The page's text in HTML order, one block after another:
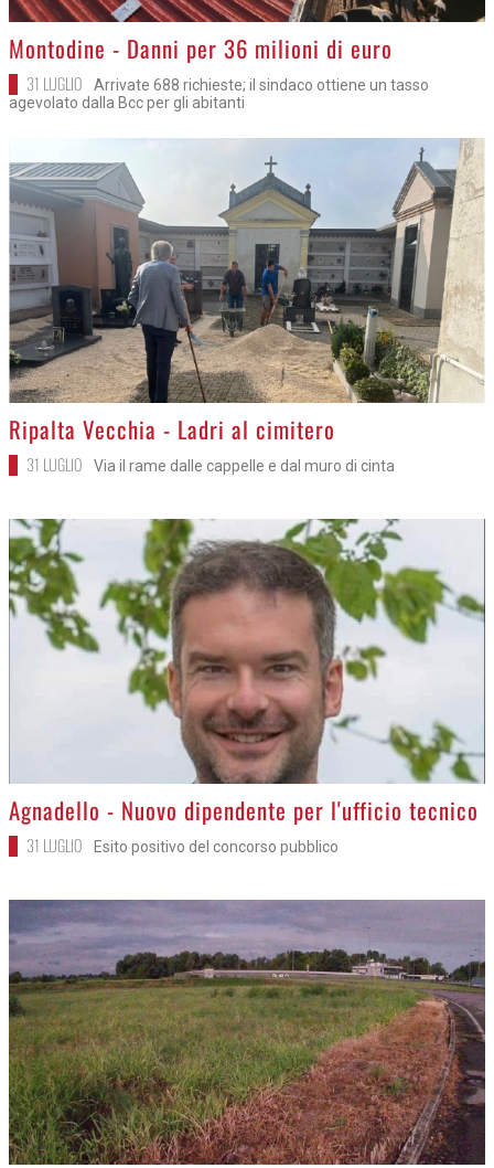
>Montodine - Danni per 36 milioni di euro
31 LUGLIO
Arrivate 688 richieste; il sindaco ottiene un tasso
agevolato dalla Bcc per gli abitanti
>
Ripalta Vecchia - Ladri al cimitero
31 LUGLIO Via il rame dalle cappelle e dal muro di cinta
>
Agnadello - Nuovo dipendente per l'ufficio tecnico
31 LUGLIO Esito positivo del concorso pubblico